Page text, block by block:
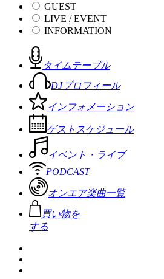
GUEST
LIVE / EVENT
INFORMATION
タイムテーブル
DJプロフィール
インフォメーション
ゲストスケジュール
イベント・ライブ
PODCAST
オンエア楽曲一覧
買い物を
する